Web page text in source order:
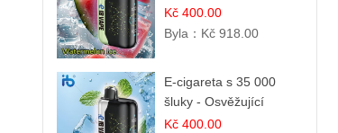
melounový led
Kč 400.00
Byla： Kč 918.00
E-cigareta s 35 000
šluky - Osvěžující
mentol
Kč 400.00